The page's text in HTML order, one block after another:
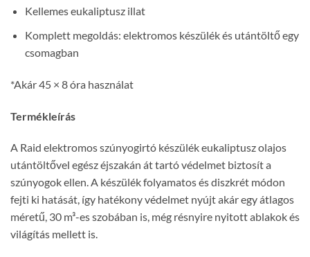
Kellemes eukaliptusz illat
Komplett megoldás: elektromos készülék és utántöltő egy
csomagban
*Akár 45 × 8 óra használat
Termékleírás
A Raid elektromos szúnyogirtó készülék eukaliptusz olajos
utántöltővel egész éjszakán át tartó védelmet biztosít a
szúnyogok ellen. A készülék folyamatos és diszkrét módon
fejti ki hatását, így hatékony védelmet nyújt akár egy átlagos
méretű, 30 m³-es szobában is, még résnyire nyitott ablakok és
világítás mellett is.